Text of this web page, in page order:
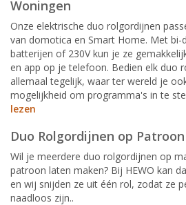
Woningen
Onze elektrische duo rolgordijnen
van domotica en Smart Home. Met
batterijen of 230V kun je ze
en app op je telefoon. Bedien elk duo
allemaal tegelijk, waar ter wereld je
mogelijkheid om programma's in te
lezen
Duo Rolgordijnen op Patroon
Wil je meerdere duo rolgordijnen op
patroon laten maken? Bij HEWO kan
en wij snijden ze uit één rol, zodat ze
naadloos zijn..